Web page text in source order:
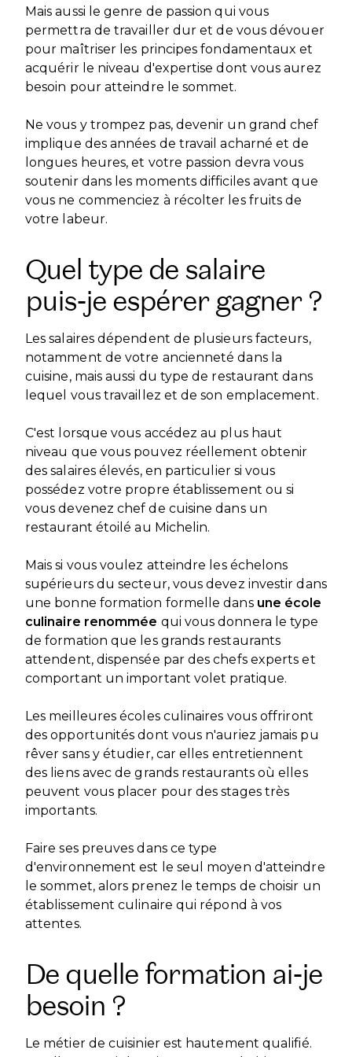
Mais aussi le genre de passion qui vous
permettra de travailler dur et de vous dévouer
pour maîtriser les principes fondamentaux et
acquérir le niveau d'expertise dont vous aurez
besoin pour atteindre le sommet.
Ne vous y trompez pas, devenir un grand chef
implique des années de travail acharné et de
longues heures, et votre passion devra vous
soutenir dans les moments difficiles avant que
vous ne commenciez à récolter les fruits de
votre labeur.
Quel type de salaire
puis-je espérer gagner ?
Les salaires dépendent de plusieurs facteurs,
notamment de votre ancienneté dans la
cuisine, mais aussi du type de restaurant dans
lequel vous travaillez et de son emplacement.
C'est lorsque vous accédez au plus haut
niveau que vous pouvez réellement obtenir
des salaires élevés, en particulier si vous
possédez votre propre établissement ou si
vous devenez chef de cuisine dans un
restaurant étoilé au Michelin.
Mais si vous voulez atteindre les échelons
supérieurs du secteur, vous devez investir dans
une bonne formation formelle dans une école
culinaire renommée qui vous donnera le type
de formation que les grands restaurants
attendent, dispensée par des chefs experts et
comportant un important volet pratique.
Les meilleures écoles culinaires vous offriront
des opportunités dont vous n'auriez jamais pu
rêver sans y étudier, car elles entretiennent
des liens avec de grands restaurants où elles
peuvent vous placer pour des stages très
importants.
Faire ses preuves dans ce type
d'environnement est le seul moyen d'atteindre
le sommet, alors prenez le temps de choisir un
établissement culinaire qui répond à vos
attentes.
De quelle formation ai-je
besoin ?
Le métier de cuisinier est hautement qualifié.